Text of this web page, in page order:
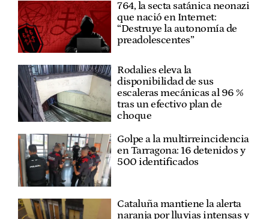
764, la secta satánica neonazi
que nació en Internet:
“Destruye la autonomía de
preadolescentes”
Rodalies eleva la
disponibilidad de sus
escaleras mecánicas al 96 %
tras un efectivo plan de
choque
Golpe a la multirreincidencia
en Tarragona: 16 detenidos y
500 identificados
Cataluña mantiene la alerta
naranja por lluvias intensas y